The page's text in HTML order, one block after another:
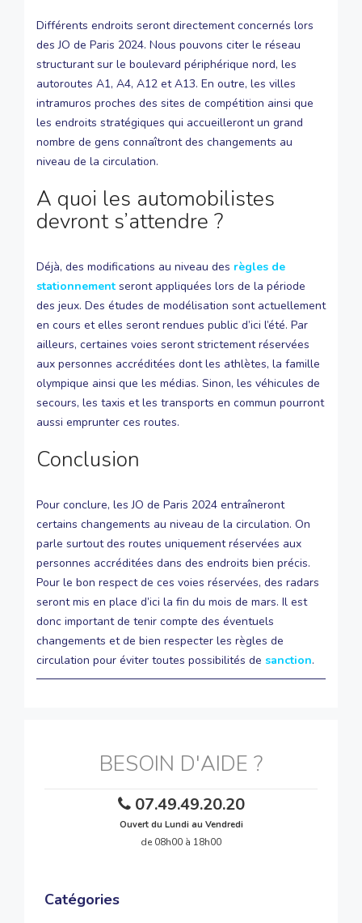
Différents endroits seront directement concernés lors
des JO de Paris 2024. Nous pouvons citer le réseau
structurant sur le boulevard périphérique nord, les
autoroutes A1, A4, A12 et A13. En outre, les villes
intramuros proches des sites de compétition ainsi que
les endroits stratégiques qui accueilleront un grand
nombre de gens connaîtront des changements au
niveau de la circulation.
A quoi les automobilistes
devront s’attendre ?
Déjà, des modifications au niveau des règles de
stationnement seront appliquées lors de la période
des jeux. Des études de modélisation sont actuellement
en cours et elles seront rendues public d’ici l’été. Par
ailleurs, certaines voies seront strictement réservées
aux personnes accréditées dont les athlètes, la famille
olympique ainsi que les médias. Sinon, les véhicules de
secours, les taxis et les transports en commun pourront
aussi emprunter ces routes.
Conclusion
Pour conclure, les JO de Paris 2024 entraîneront
certains changements au niveau de la circulation. On
parle surtout des routes uniquement réservées aux
personnes accréditées dans des endroits bien précis.
Pour le bon respect de ces voies réservées, des radars
seront mis en place d’ici la fin du mois de mars. Il est
donc important de tenir compte des éventuels
changements et de bien respecter les règles de
circulation pour éviter toutes possibilités de sanction.
BESOIN D'AIDE ?
07.49.49.20.20
Ouvert du Lundi au Vendredi
de 08h00 à 18h00
Catégories